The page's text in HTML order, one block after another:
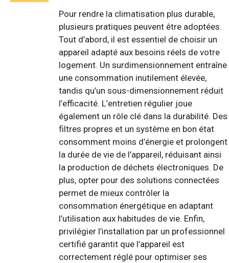
Pour rendre la climatisation plus durable,
plusieurs pratiques peuvent être adoptées.
Tout d’abord, il est essentiel de choisir un
appareil adapté aux besoins réels de votre
logement. Un surdimensionnement entraîne
une consommation inutilement élevée,
tandis qu’un sous-dimensionnement réduit
l’efficacité. L’entretien régulier joue
également un rôle clé dans la durabilité. Des
filtres propres et un système en bon état
consomment moins d’énergie et prolongent
la durée de vie de l’appareil, réduisant ainsi
la production de déchets électroniques. De
plus, opter pour des solutions connectées
permet de mieux contrôler la
consommation énergétique en adaptant
l’utilisation aux habitudes de vie. Enfin,
privilégier l’installation par un professionnel
certifié garantit que l’appareil est
correctement réglé pour optimiser ses